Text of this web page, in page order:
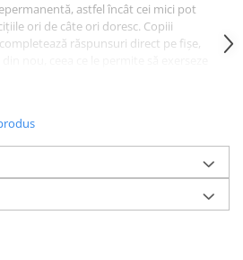
astfel încât cei mici pot
ori de câte ori doresc. Copiii
răspunsuri direct pe fișe,
informațiile.
mici recunosc animale, identifică
și repetitiv. Fiecare temă este
curiozitatea și dorința de a
inclusă